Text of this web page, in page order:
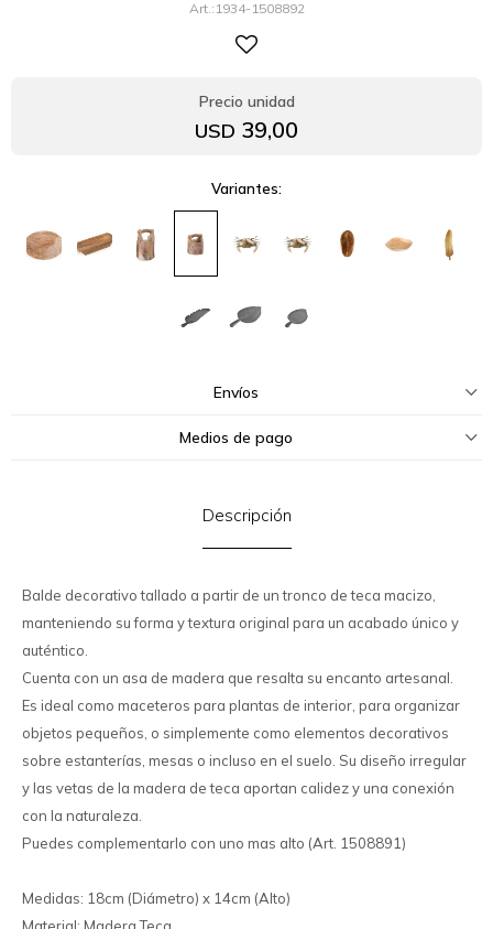
1934-1508892
USD 39,00
Variantes:
Envíos
Medios de pago
Descripción
Balde decorativo tallado a partir de un tronco de teca macizo,
manteniendo su forma y textura original para un acabado único y
auténtico.
Cuenta con un asa de madera que resalta su encanto artesanal.
Es ideal como maceteros para plantas de interior, para organizar
objetos pequeños, o simplemente como elementos decorativos
sobre estanterías, mesas o incluso en el suelo. Su diseño irregular
y las vetas de la madera de teca aportan calidez y una conexión
con la naturaleza.
Puedes complementarlo con uno mas alto (Art. 1508891)
Medidas: 18cm (Diámetro) x 14cm (Alto)